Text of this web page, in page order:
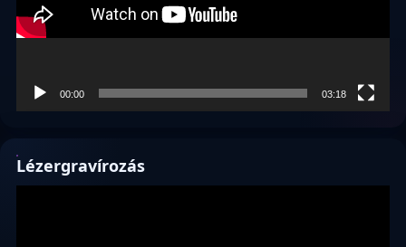
00:00 03:18
Lézergravírozás